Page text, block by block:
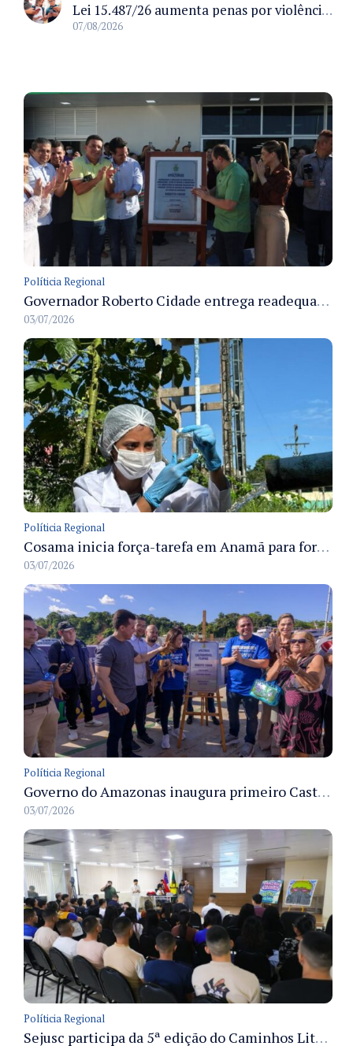
Lei 15.487/26 aumenta penas por violência sexual digital contra crianças e adolescentes e autoriza ronda virtual para investigação
07/08/2026
Políticia Regional
Governador Roberto Cidade entrega readequação do ambulatório da FCecon e amplia capacidade de atendimento oncológico em Manaus
03/07/2026
Políticia Regional
Cosama inicia força-tarefa em Anamã para fortalecer abastecimento de água e segurança hídrica da população
03/07/2026
Políticia Regional
Governo do Amazonas inaugura primeiro Castramóvel Fluvial para atendimento veterinário às comunidades ribeirinhas e castração gratuita
03/07/2026
Políticia Regional
Sejusc participa da 5ª edição do Caminhos Literários com foco na cultura hip-hop nas unidades socioeducativas